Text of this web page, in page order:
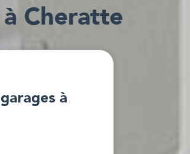
à Cheratte
garages à